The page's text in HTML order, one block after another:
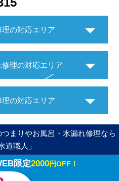
理の対応エリア
理の対応エリア
の対応エリア
まりやお風呂・水漏れ修理なら
道職人」
©さが水道職人. All Rights Reserved.
限定2000円OFF！